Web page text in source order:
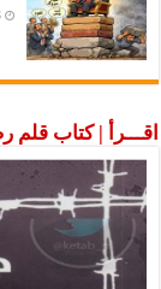
اقـــرأ | كتاب